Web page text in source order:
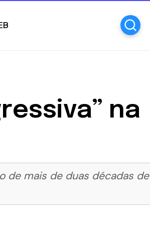
na
de mais de duas décadas de